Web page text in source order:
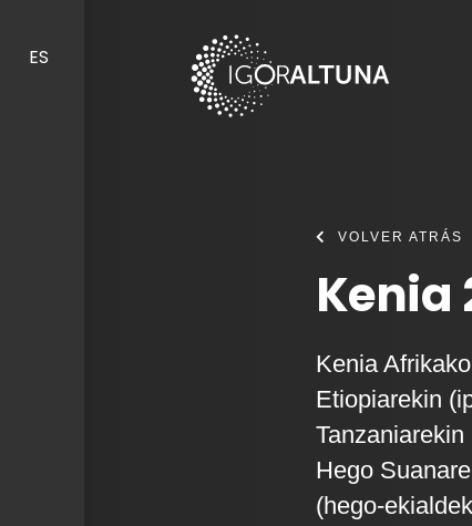
ES
VOLVER ATRÁS
Kenia
Kenia
Etiopiarekin
Hego
(hego-